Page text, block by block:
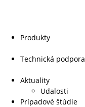
Produkty
Technická podpora
Aktuality
Udalosti
Prípadové štúdie